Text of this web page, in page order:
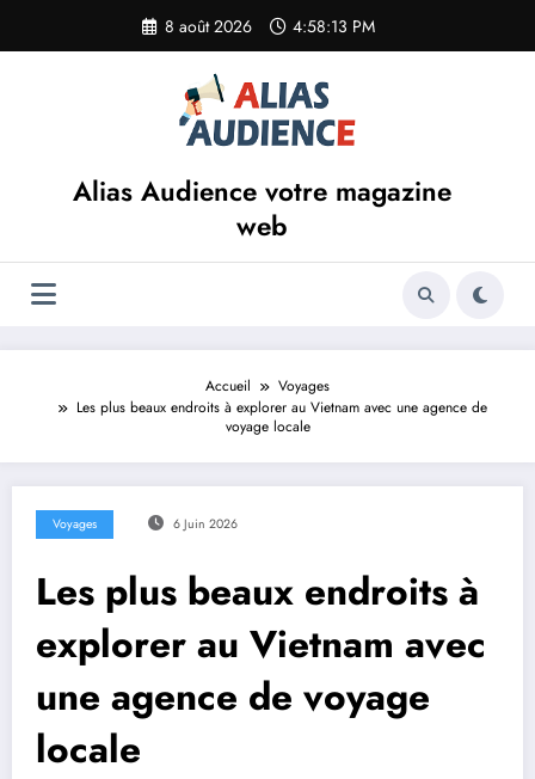
contenu
8 août 2026 4:58:14 PM
Alias Audience votre magazine
web
Accueil
Voyages
Les plus beaux endroits à explorer au Vietnam avec une agence de
voyage locale
Voyages 6 Juin 2026
Les plus beaux endroits à
explorer au Vietnam avec
une agence de voyage
locale